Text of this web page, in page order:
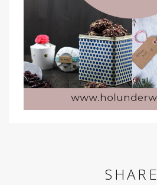
SHARE